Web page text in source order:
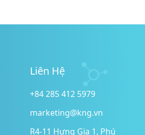
Liên Hệ
+84 285 412 5979
marketing@kng.vn
R4-11 Hưng Gia 1, Phú